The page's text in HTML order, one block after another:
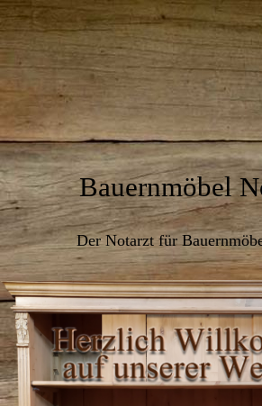
Bauernmöbel
Der Notarzt für